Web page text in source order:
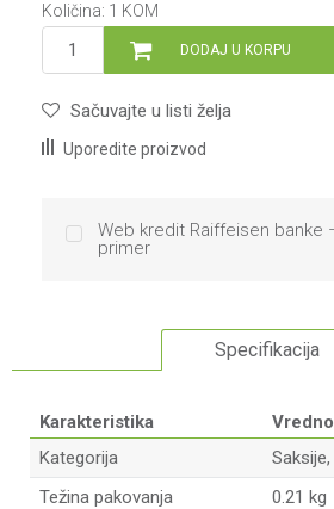
Količina: 1 KOM
DODAJ U KORPU
Sačuvajte u listi želja
Uporedite proizvod
Web kredit Raiffeisen banke
primer
Specifikacija
Karakteristika
Kategorija
Težina pakovanja
0.21 kg